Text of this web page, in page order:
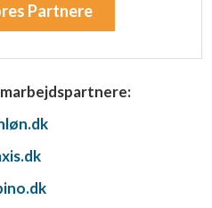
Partnere